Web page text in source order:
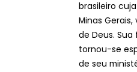
brasileiro
Minas
de Deus.
tornou-se
de seu